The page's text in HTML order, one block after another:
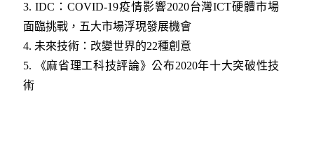
3. IDC：COVID-19疫情影響2020台灣ICT硬體市場
面臨挑戰，五大市場浮現發展機會
4. 未來技術：改變世界的22種創意
5.
《麻省理工科技評論》公布2020年十大突破性技
術